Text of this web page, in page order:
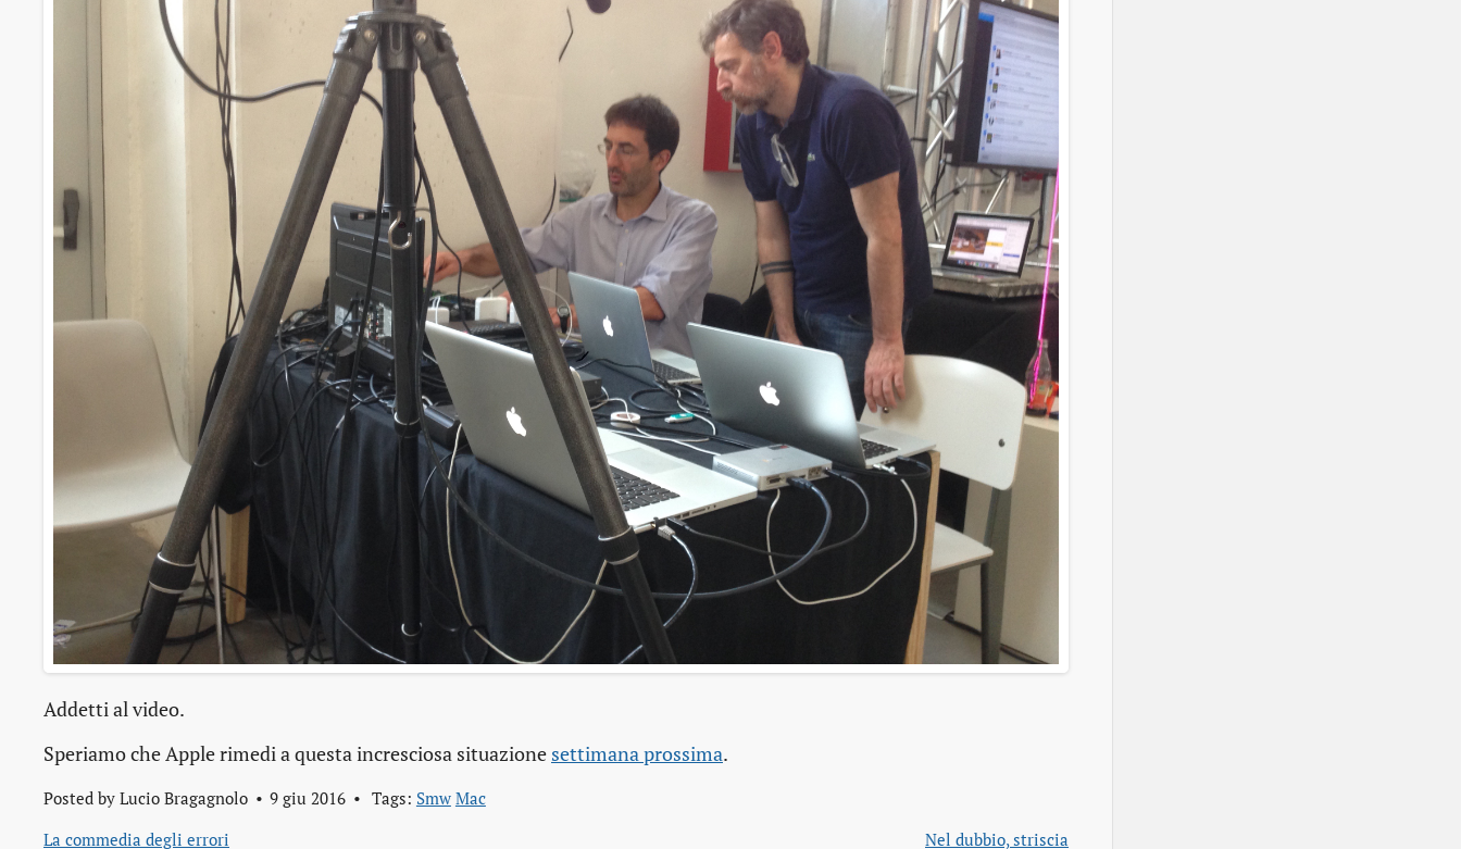
Addetti al video.
Speriamo che Apple rimedi a questa incresciosa situazione settimana prossima.
Posted by Lucio Bragagnolo 9 giu 2016 Tags: Smw Mac
La commedia degli errori
Nel dubbio, striscia